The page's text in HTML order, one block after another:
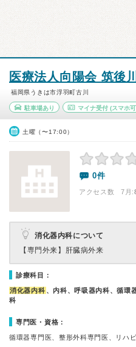
医療法人向陽会 筑後
福岡県うきは市浮羽町古川
駐車場あり マイナ受付(スマホ
土曜（〜17:00）
0件
アクセス数 7月:
消化器内科について
【専門外来】 肝臓病外来
診療科目：
消化器内科 、内科、呼吸器内科、循環
科
専門医・資格：
循環器専門医、整形外科専門医、リハ